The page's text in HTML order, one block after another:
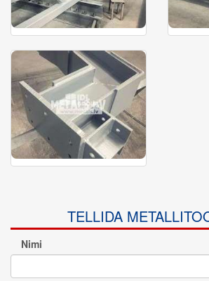
TELLIDA
Nimi